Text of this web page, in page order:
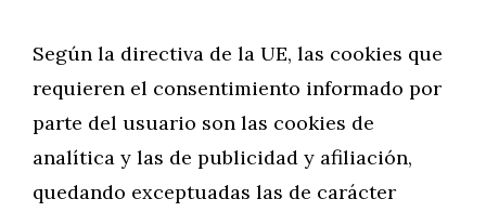
Según la directiva de la UE, las cookies que
requieren el consentimiento informado por
parte del usuario son las cookies de
analítica y las de publicidad y afiliación,
quedando exceptuadas las de carácter